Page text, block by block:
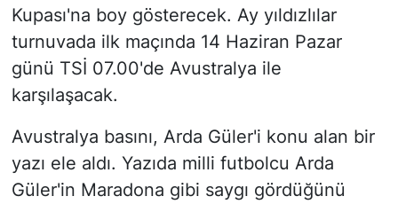
Kupası'na boy gösterecek. Ay yıldızlılar
turnuvada ilk maçında 14 Haziran Pazar
günü TSİ 07.00'de Avustralya ile
karşılaşacak.
Avustralya basını, Arda Güler'i konu alan bir
yazı ele aldı. Yazıda milli futbolcu Arda
Güler'in Maradona gibi saygı gördüğünü